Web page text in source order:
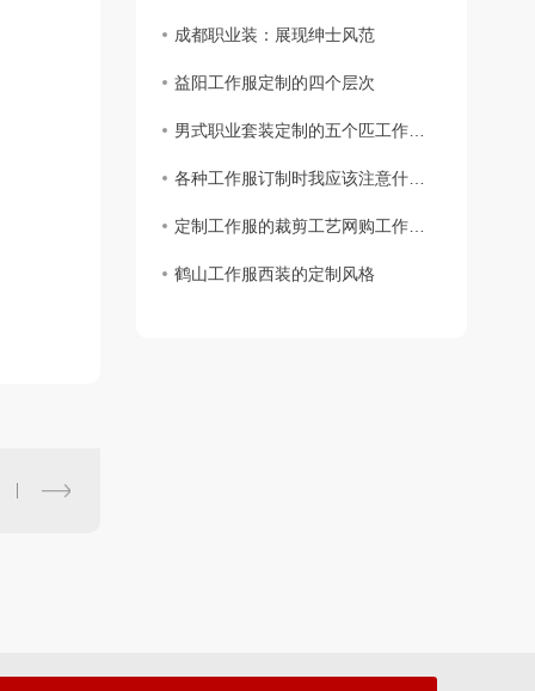
成都职业装：展现绅士风范
益阳工作服定制的四个层次
男式职业套装定制的五个匹工作服裙底配点
各种工作服订制时我应该注意什么？
定制工作服的裁剪工艺网购工作服要求
鹤山工作服西装的定制风格